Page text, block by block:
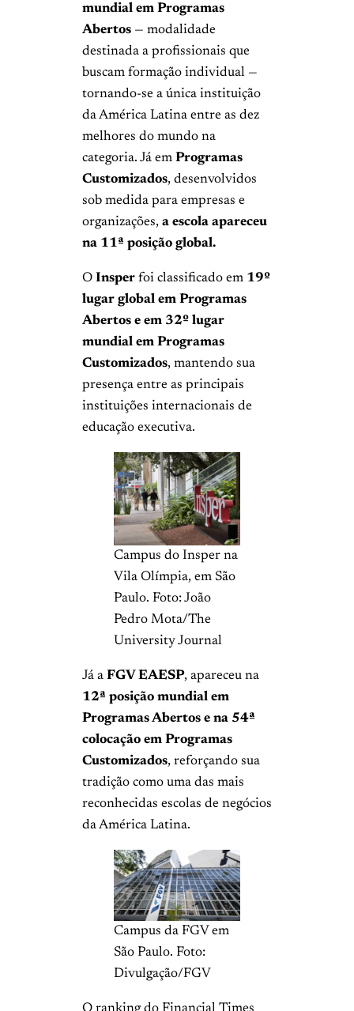
mundial em Programas
Abertos — modalidade
destinada a profissionais que
buscam formação individual —
tornando-se a única instituição
da América Latina entre as dez
melhores do mundo na
categoria. Já em Programas
Customizados, desenvolvidos
sob medida para empresas e
organizações, a escola apareceu
na 11ª posição global.
O Insper foi classificado em 19º
lugar global em Programas
Abertos e em 32º lugar
mundial em Programas
Customizados, mantendo sua
presença entre as principais
instituições internacionais de
educação executiva.
Campus do Insper na
Vila Olímpia, em São
Paulo. Foto: João
Pedro Mota/The
University Journal
Já a FGV EAESP, apareceu na
12ª posição mundial em
Programas Abertos e na 54ª
colocação em Programas
Customizados, reforçando sua
tradição como uma das mais
reconhecidas escolas de negócios
da América Latina.
Campus da FGV em
São Paulo. Foto:
Divulgação/FGV